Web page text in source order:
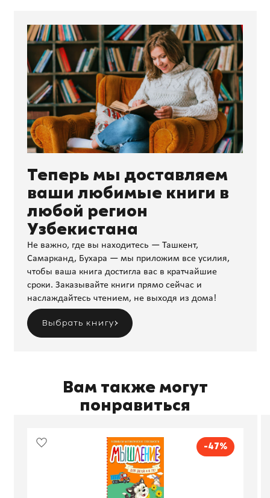
Теперь мы доставляем
ваши любимые книги в
любой регион
Узбекистана
Не важно, где вы находитесь — Ташкент,
Самарканд, Бухара — мы приложим все усилия,
чтобы ваша книга достигла вас в кратчайшие
сроки. Заказывайте книги прямо сейчас и
наслаждайтесь чтением, не выходя из дома!
Выбрать книгу
Вам также могут
понравиться
-47%